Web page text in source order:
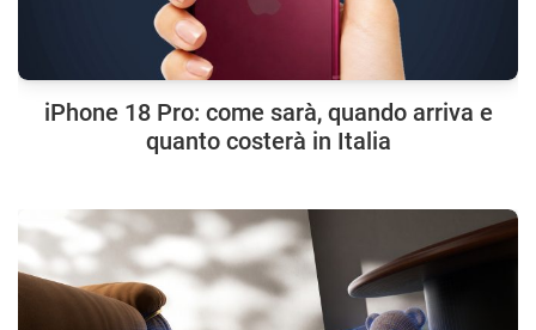
iPhone 18 Pro: come sarà, quando arriva e
quanto costerà in Italia